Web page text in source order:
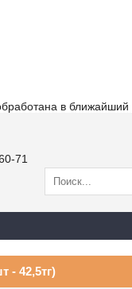
в ближайший
71
- 42,5тг)